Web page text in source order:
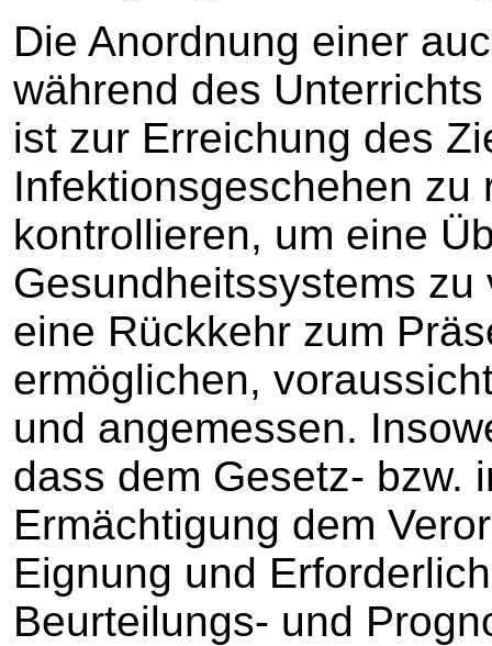
Die Anordnung einer
während des
ist zur Erreichung des
Infektionsgeschehen zu
kontrollieren, um eine
Gesundheitssystems
eine Rückkehr zum
ermöglichen,
und angemessen.
dass dem Gesetz- bzw.
Ermächtigung dem
Eignung und
Beurteilungs- und